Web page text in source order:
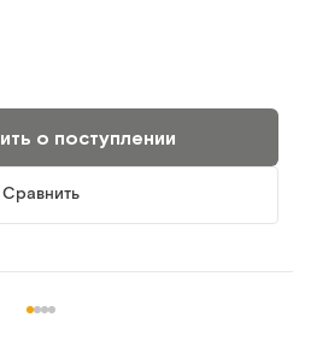
о поступлении
Сравнить